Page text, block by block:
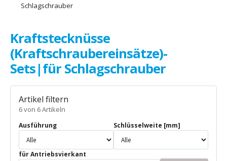
Schlagschrauber
Kraftstecknüsse
(Kraftschraubereinsätze)-
Sets|für Schlagschrauber
Artikel filtern
6 von 6 Artikeln
Ausführung Schlüsselweite [mm]
für Antriebsvierkant